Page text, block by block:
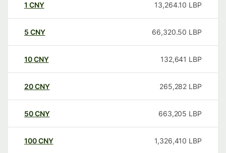
1 CNY 13,264.10 LBP
5 CNY 66,320.50 LBP
10CNY 132,641 LBP
20CNY 265,282 LBP
50CNY 663,205 LBP
100CNY 1,326,410 LBP